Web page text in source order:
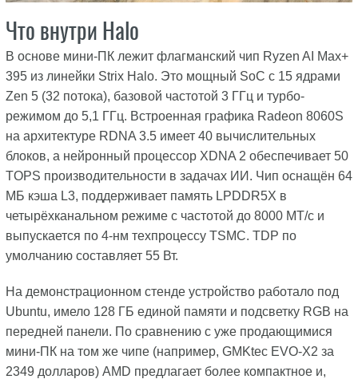
Что внутри Halo
В основе мини-ПК лежит флагманский чип Ryzen AI Max+
395 из линейки Strix Halo. Это мощный SoC с 15 ядрами
Zen 5 (32 потока), базовой частотой 3 ГГц и турбо-
режимом до 5,1 ГГц. Встроенная графика Radeon 8060S
на архитектуре RDNA 3.5 имеет 40 вычислительных
блоков, а нейронный процессор XDNA 2 обеспечивает 50
TOPS производительности в задачах ИИ. Чип оснащён 64
МБ кэша L3, поддерживает память LPDDR5X в
четырёхканальном режиме с частотой до 8000 МТ/с и
выпускается по 4-нм техпроцессу TSMC. TDP по
умолчанию составляет 55 Вт.
На демонстрационном стенде устройство работало под
Ubuntu, имело 128 ГБ единой памяти и подсветку RGB на
передней панели. По сравнению с уже продающимися
мини-ПК на том же чипе (например, GMKtec EVO-X2 за
2349 долларов) AMD предлагает более компактное и,